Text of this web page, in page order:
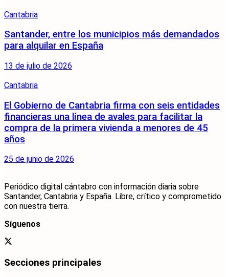
Cantabria
Santander, entre los municipios más demandados
para alquilar en España
13 de julio de 2026
Cantabria
El Gobierno de Cantabria firma con seis entidades
financieras una línea de avales para facilitar la
compra de la primera vivienda a menores de 45
años
25 de junio de 2026
Periódico digital cántabro con información diaria sobre
Santander, Cantabria y España. Libre, crítico y comprometido
con nuestra tierra.
Síguenos
Secciones principales